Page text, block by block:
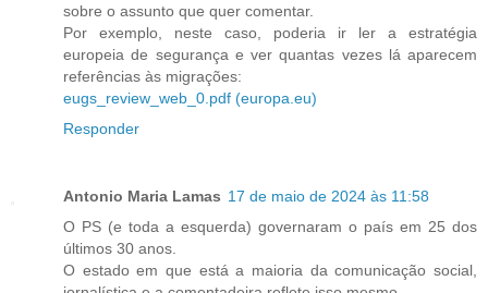
sobre o assunto que quer comentar.
Por exemplo, neste caso, poderia ir ler a estratégia
europeia de segurança e ver quantas vezes lá aparecem
referências às migrações:
eugs_review_web_0.pdf (europa.eu)
Responder
Antonio Maria Lamas 17 de maio de 2024 às 11:58
O PS (e toda a esquerda) governaram o país em 25 dos
últimos 30 anos.
O estado em que está a maioria da comunicação social,